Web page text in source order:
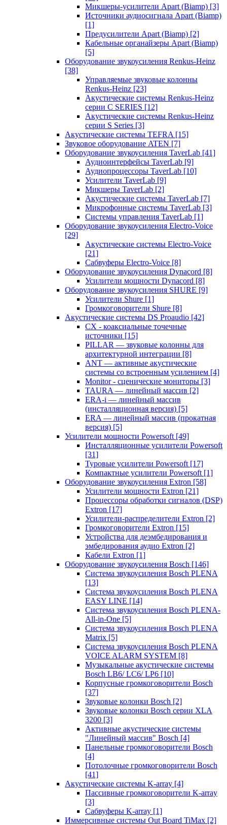
Микшеры-усилители Apart (Biamp) [3]
Источники аудиосигнала Apart (Biamp)
[1]
Предусилители Apart (Biamp) [2]
Кабельные органайзеры Apart (Biamp)
[5]
Оборудование звукоусиления Renkus-Heinz
[38]
Управляемые звуковые колонны
Renkus-Heinz [23]
Акустические системы Renkus-Heinz
серии C SERIES [12]
Акустические системы Renkus-Heinz
серии S Series [3]
Акустические системы TEFRA [15]
Звуковое оборудование ATEN [7]
Оборудование звукоусиления TaverLab [41]
Аудиоинтерфейсы TaverLab [9]
Аудиопроцессоры TaverLab [10]
Усилители TaverLab [9]
Микшеры TaverLab [2]
Акустические системы TaverLab [7]
Микрофонные системы TaverLab [3]
Системы управления TaverLab [1]
Оборудование звукоусиления Electro-Voice
[29]
Акустические системы Electro-Voice
[21]
Сабвуферы Electro-Voice [8]
Оборудование звукоусиления Dynacord [8]
Усилители мощности Dynacord [8]
Оборудование звукоусиления SHURE [9]
Усилители Shure [1]
Громкоговорители Shure [8]
Акустические системы DS Proaudio [42]
CX - коаксиальные точечные
источники [15]
PILLAR — звуковые колонны для
архитектурной интеграции [8]
ANT — активные акустические
системы со встроенным усилением [4]
Monitor - сценические мониторы [3]
TAURA — линейный массив [2]
ERA-i — линейный массив
(инсталляционная версия) [5]
ERA — линейный массив (прокатная
версия) [5]
Усилители мощности Powersoft [49]
Инсталляционные усилители Powersoft
[31]
Туровые усилители Powersoft [17]
Компактные усилители Powersoft [1]
Оборудование звукоусиления Extron [58]
Усилители мощности Extron [21]
Процессоры обработки сигналов (DSP)
Extron [17]
Усилители-распределители Extron [2]
Громкоговорители Extron [15]
Устройства для деэмбедирования и
эмбедирования аудио Extron [2]
Кабели Extron [1]
Оборудование звукоусиления Bosch [146]
Система звукоусиления Bosch PLENA
[13]
Система звукоусиления Bosch PLENA
EASY LINE [14]
Система звукоусиления Bosch PLENA-
All-in-One [5]
Система звукоусиления Bosch PLENA
Matrix [5]
Система звукоусиления Bosch PLENA
VOICE ALARM SYSTEM [8]
Музыкальные акустические системы
Bosch LB6/ LC6/ LP6 [10]
Корпусные громкоговорители Bosch
[37]
Звуковые колонки Bosch [2]
Звуковые колонки Bosch серии XLA
3200 [3]
Активные акустические системы
"Линейный массив" Bosch [4]
Панельные громкоговорители Bosch
[4]
Потолочные громкоговорители Bosch
[41]
Акустические системы K-array [4]
Пассивные громкоговорители K-array
[3]
Сабвуферы K-array [1]
Иммерсивные системы Out Board TiMax [2]